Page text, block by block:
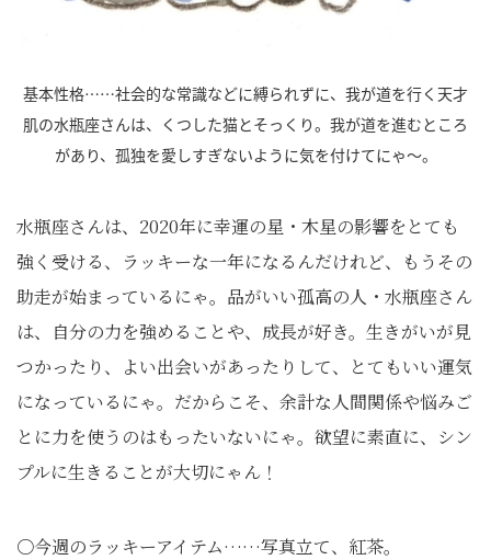
基本性格……社会的な常識などに縛られずに、我が道を行く天才
肌の水瓶座さんは、くつした猫とそっくり。我が道を進むところ
があり、孤独を愛しすぎないように気を付けてにゃ～。
水瓶座さんは、2020年に幸運の星・木星の影響をとても
強く受ける、ラッキーな一年になるんだけれど、もうその
助走が始まっているにゃ。品がいい孤高の人・水瓶座さん
は、自分の力を強めることや、成長が好き。生きがいが見
つかったり、よい出会いがあったりして、とてもいい運気
になっているにゃ。だからこそ、余計な人間関係や悩みご
とに力を使うのはもったいないにゃ。欲望に素直に、シン
プルに生きることが大切にゃん！
〇今週のラッキーアイテム……写真立て、紅茶。